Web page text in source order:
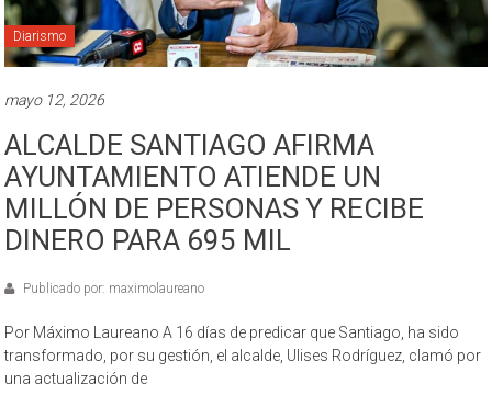
Diarismo
mayo 12, 2026
ALCALDE SANTIAGO AFIRMA
AYUNTAMIENTO ATIENDE UN
MILLÓN DE PERSONAS Y RECIBE
DINERO PARA 695 MIL
Publicado por: maximolaureano
Por Máximo Laureano A 16 días de predicar que Santiago, ha sido
transformado, por su gestión, el alcalde, Ulises Rodríguez, clamó por
una actualización de